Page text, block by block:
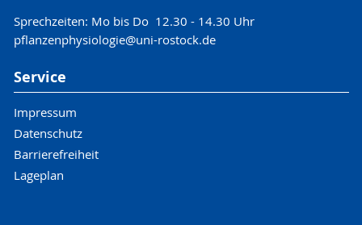
Sprechzeiten: Mo bis Do 12.30 - 14.30 Uhr
pflanzenphysiologie@uni-rostock.de
Service
Impressum
Datenschutz
Barrierefreiheit
Lageplan